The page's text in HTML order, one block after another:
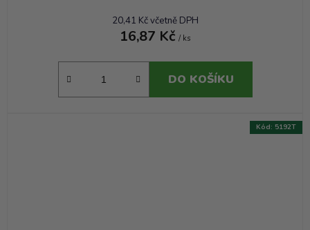
20,41 Kč včetně DPH
16,87 Kč / ks
DO KOŠÍKU
Kód: 5192T